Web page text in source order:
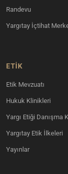
Randevu
Yargıtay İçtihat
ETİK
Etik Mevzuatı
Hukuk Klinikleri
Yargı Etiği Danışma
Yargıtay Etik İlkeleri
Yayınlar